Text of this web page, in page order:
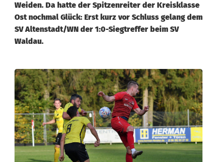
Weiden. Da hatte der Spitzenreiter der Kreisklasse
Ost nochmal Glück: Erst kurz vor Schluss gelang dem
SV Altenstadt/WN der 1:0-Siegtreffer beim SV
Waldau.
K
r
e
i
s